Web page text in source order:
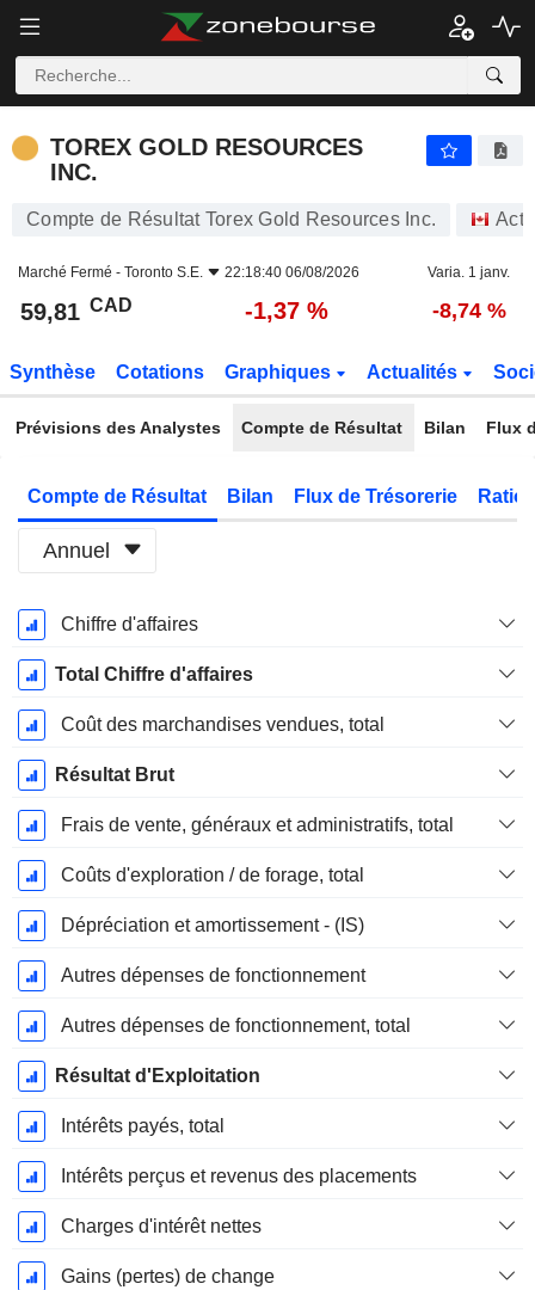
TOREX GOLD RESOURCES
INC.
Compte de Résultat Torex Gold Resources Inc.
Marché Fermé - Toronto S.E. 22:18:40 06/08/2026 Varia. 1 janv.
59,81 CAD -1,37 % -8,74 %
Synthèse Cotations Graphiques Actualités
Prévisions des Analystes Compte de Résultat Bilan Flux
Compte de Résultat Bilan Flux de Trésorerie
Annuel
Période
Fiscale:
Décembre
Chiffre d'affaires
Total Chiffre d'affaires
Coût des marchandises vendues, total
Résultat Brut
Frais de vente, généraux et administratifs, total
Coûts d'exploration / de forage, total
Dépréciation et amortissement - (IS)
Autres dépenses de fonctionnement
Autres dépenses de fonctionnement, total
Résultat d'Exploitation
Intérêts payés, total
Intérêts perçus et revenus des placements
Charges d'intérêt nettes
Gains (pertes) de change